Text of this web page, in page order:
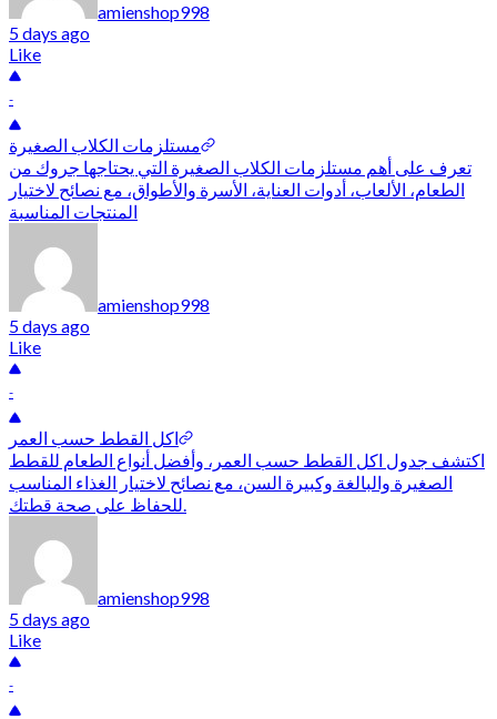
amienshop998
5 days ago
Like
-
مستلزمات الكلاب الصغيرة
تعرف على أهم مستلزمات الكلاب الصغيرة التي يحتاجها جروك من
الطعام، الألعاب، أدوات العناية، الأسرة والأطواق، مع نصائح لاختيار
المنتجات المناسبة
amienshop998
5 days ago
Like
-
اكل القطط حسب العمر
اكتشف جدول اكل القطط حسب العمر، وأفضل أنواع الطعام للقطط
الصغيرة والبالغة وكبيرة السن، مع نصائح لاختيار الغذاء المناسب
للحفاظ على صحة قطتك.
amienshop998
5 days ago
Like
-